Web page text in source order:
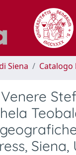
Siena Catalogo
Siena,